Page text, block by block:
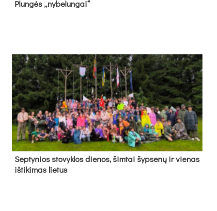
Plun­gės „ny­be­lun­gai“
Sep­ty­nios sto­vyk­los die­nos, šim­tai šyp­se­nų ir vie­nas
iš­ti­ki­mas lie­tus